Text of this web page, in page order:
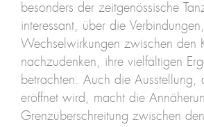
besonders der zeitgenössische
interessant, über die
Wechselwirkungen zwischen den
nachzudenken, ihre vielfältigen
betrachten. Auch die Ausstellung,
eröffnet wird, macht die
Grenzüberschreitung zwischen